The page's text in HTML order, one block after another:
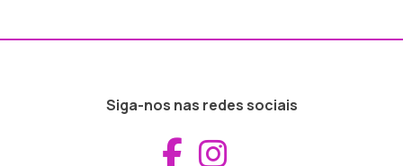
Siga-nos nas redes sociais
Aceder ao